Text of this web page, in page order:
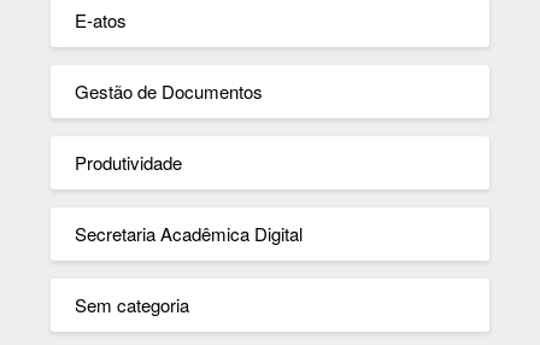
E-atos
Gestão de Documentos
Produtividade
Secretaria Acadêmica Digital
Sem categoria